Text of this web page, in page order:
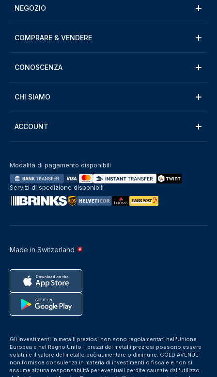
NEGOZIO
COMPRARE & VENDERE
CONOSCENZA
CHI SIAMO
ACCOUNT
Made in Switzerland
Modalità di pagamento disponibili
Servizi di spedizione disponibili
Gli investimenti in metalli preziosi non sono regolamentati nell'Unione
Europea e nel Regno Unito. I prezzi dei metalli preziosi possono essere
volatili e il valore del metallo può aumentare o diminuire. GOLD AVENUE
non fornisce consulenza in materia di investimenti o fiscale e non si
assume alcuna responsabilità per eventuali perdite causate dall'utilizzo